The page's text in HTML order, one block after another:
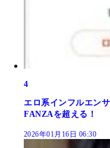
4
エロ系インフルエン
FANZAを超える！
2026年01月16日 06:30